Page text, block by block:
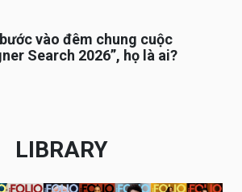
vào đêm chung cuộc
Search 2026”, họ là ai?
LIBRARY